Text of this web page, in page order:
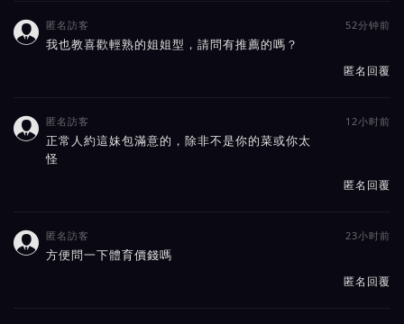
 匿名訪客 52分钟前
我也教喜歡輕熟的姐姐型，請問有推薦的嗎？
匿名回覆
 匿名訪客 12小时前
正常人約這妹包滿意的，除非不是你的菜或你太
怪
匿名回覆
 匿名訪客 23小时前
方便問一下體育價錢嗎
匿名回覆